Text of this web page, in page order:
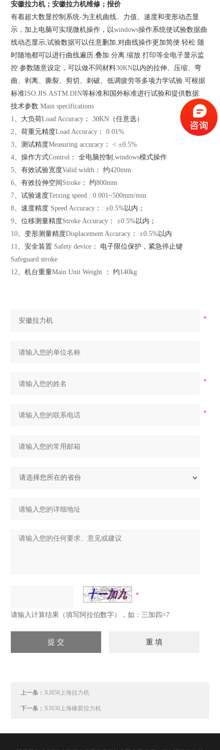
安徽拉力机；安徽拉力机维修；报价
有着超大数显控制系统-为主机曲线、力值、速度和变形动态显
示，加上电脑可实现微机操作，以windows操作系统使试验数据曲
线动态显示,试验数据可以任意删加,对曲线操作更加简便.轻松. 随
时随地都可以进行曲线遍历.叠加.分离.缩放.打印等全电子显示监
控.参数随意设定，可以做不同材料30KN以内的拉伸、压缩、弯
曲、剥离、撕裂、剪切、刺破、低调疲劳等多项力学试验.可根据
标准ISO.JIS.ASTM.DIN等标准和国外标准进行试验和提供数据.
技术参数 Main specifications
1、大负荷Load Accuracy ： 30KN （任意选）
2、荷重元精度Load Accuracy ：
0.01%
3、测试精度Measuring accuracy ：
< ±0.5%
4、操作方式Control ： 全电脑控制 ,windows模式操作
5、有效试验宽度Valid width ： 约420mm
6、有效拉伸空间 Stroke ： 约800mm
7、试验速度Tetxing speed : 0.001~500mm/min
8、速度精度 Speed Accuracy ： : ±0.5%以内；
9、位移测量精度Stroke Accuracy ： ±0.5%以内；
10、变形测量精度Displacement Accuracy ： ±0.5%以内
11、安全装置 Safety device ： 电子限位保护，紧急停止键
Safeguard stroke
12、机台重量Main Unit Weight ： 约140kg
请输入计算结果（填写阿拉伯数字），如：三加四=7
上一条：XJ858上海拉力机
下一条：XJ830上海橡胶拉力机